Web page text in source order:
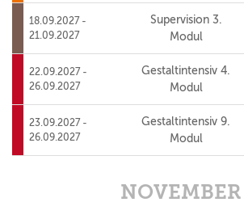
18.09.2027 -
21.09.2027
Supervision 3.
Modul
22.09.2027 -
26.09.2027
Gestaltintensiv 4.
Modul
23.09.2027 -
26.09.2027
Gestaltintensiv 9.
Modul
NOVEMBER